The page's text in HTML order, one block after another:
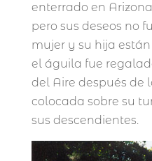
enterrado en
pero sus deseos no
mujer y su hija
el águila fue
del Aire después
colocada sobre su
sus descendientes.